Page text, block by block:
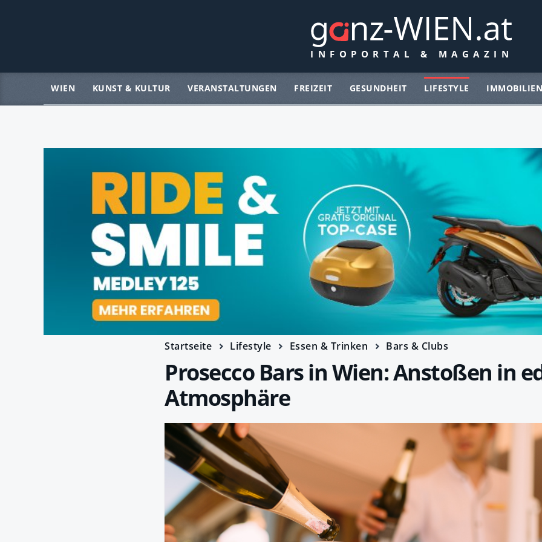
WIEN KUNST & KULTUR VERANSTALTUNGEN FREIZEIT GESUNDHEIT LIFESTYLE
Startseite Lifestyle Essen & Trinken Bars & Clubs
Prosecco Bars in Wien: Anstoßen in
Atmosphäre